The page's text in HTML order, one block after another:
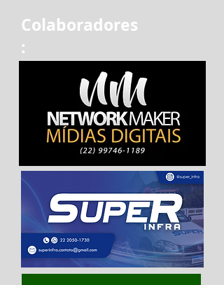
Colaboradores
: